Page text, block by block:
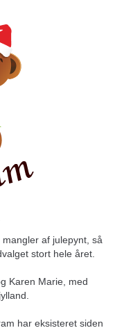
af julepynt, så
stort hele året.
Karen Marie, med
har eksisteret siden